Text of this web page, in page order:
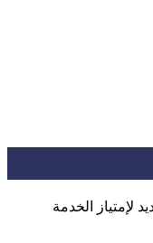
لإمتياز الخدمة